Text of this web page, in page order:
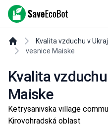
SaveEcoBot
Kvalita vzduchu v
vesnice Maiske
Kvalita
Maiske
Ketrysanivska village
Kirovohradská oblast